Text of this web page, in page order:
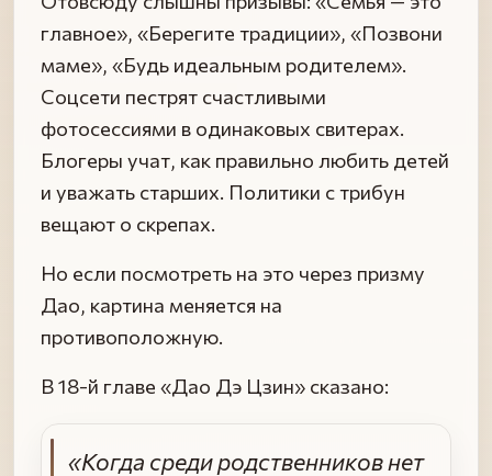
главное», «Берегите традиции», «Позвони
маме», «Будь идеальным родителем».
Соцсети пестрят счастливыми
фотосессиями в одинаковых свитерах.
Блогеры учат, как правильно любить детей
и уважать старших. Политики с трибун
вещают о скрепах.
Но если посмотреть на это через призму
Дао, картина меняется на
противоположную.
В 18-й главе «Дао Дэ Цзин» сказано:
«Когда среди родственников нет